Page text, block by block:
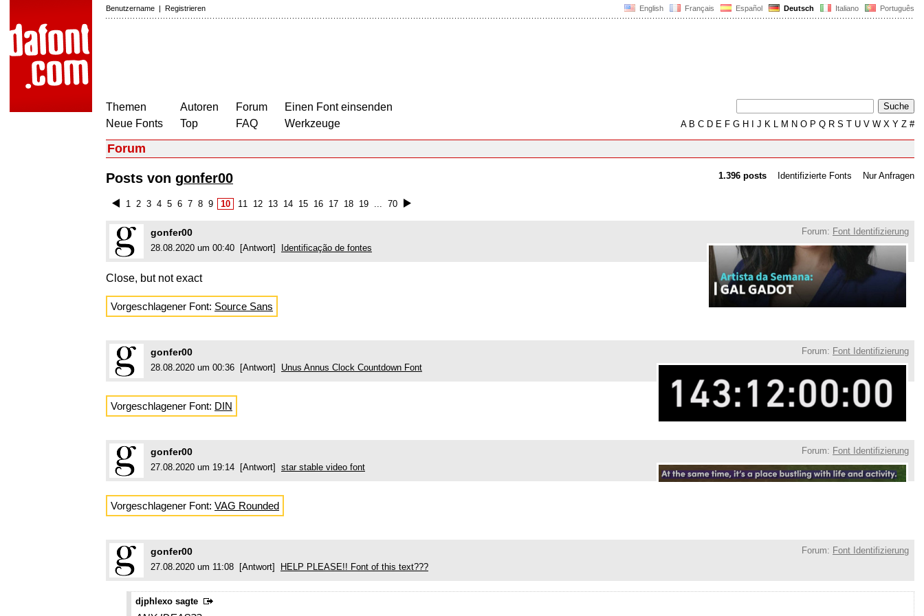
English Français Español Deutsch Italiano Português
Benutzername | Registrieren
Themen
Neue Fonts
Autoren
Top
Forum
FAQ
Einen Font einsenden
Werkzeuge
AB C D E F G H J K L M N O P Q R S T U V W X Y Z #
Forum
1.396 posts Identifizierte Fonts Nur Anfragen
Posts von gonfer00
1 2 3 4 5 6 7 8 9 10 11 12 13 14 15 16 17 18 19 ... 70
Forum: Font Identifizierung
gonfer00
28.08.2020 um 00:40 [Antwort] Identificação de fontes
Close, but not exact
Vorgeschlagener Font: Source Sans
Forum: Font Identifizierung
gonfer00
28.08.2020 um 00:36 [Antwort] Unus Annus Clock Countdown Font
Vorgeschlagener Font: DIN
Forum: Font Identifizierung
gonfer00
27.08.2020 um 19:14 [Antwort] star stable video font
Vorgeschlagener Font: VAG Rounded
Forum: Font Identifizierung
gonfer00
27.08.2020 um 11:08 [Antwort] HELP PLEASE!! Font of this text???
djphlexo sagte